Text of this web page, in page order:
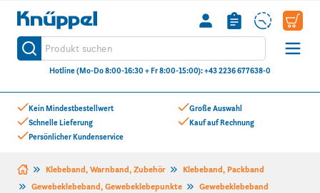
Kein Mindestbestellwert
Schnelle Lieferung
Persönlicher Kundenservice
Große Auswahl
Kauf auf Rechnung
Knüppel
Produkt suchen
Suche
Hotline (Mo-Do 8:00-16:30 + Fr 8:00-15:00): +43 2236 677638-0
Zum Inhalt springen
Klebeband, Warnband, Zubehör
Klebeband, Packband
Gewebeklebeband, Gewebeklebepunkte
Gewebeklebeband